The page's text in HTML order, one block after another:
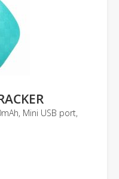
Mini USB port,